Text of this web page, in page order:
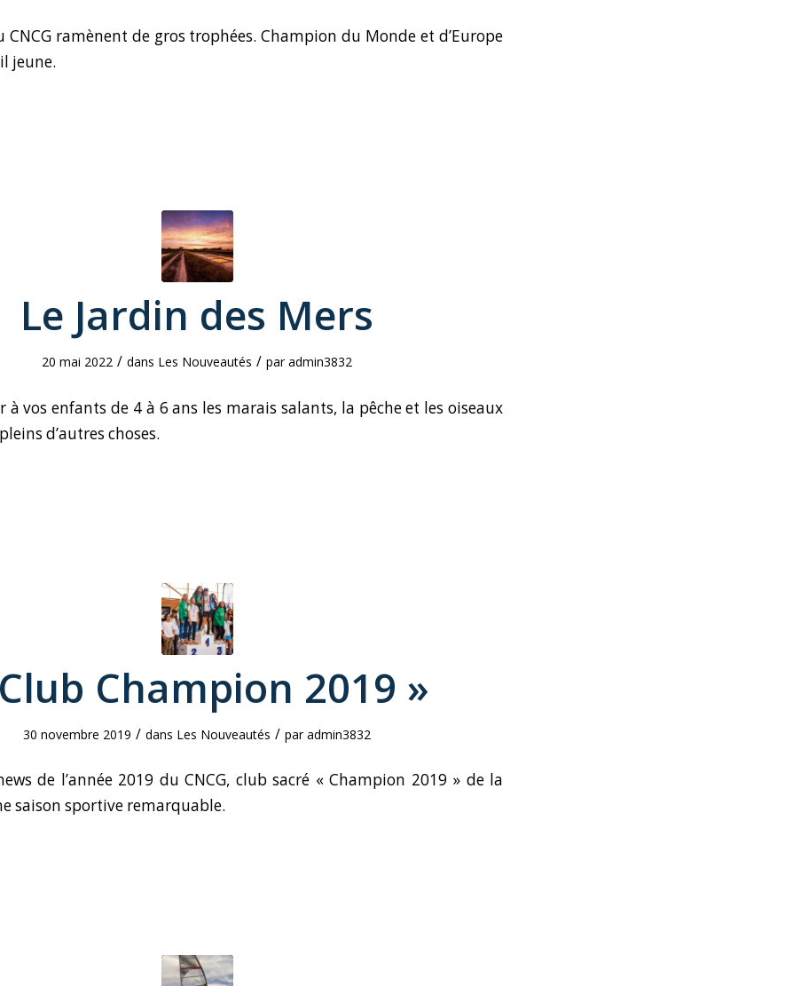
CNCG ramènent de gros trophées. Champion du Monde et d’Europe
jeune.
Le Jardin des Mers
20 mai 2022 / dans Les Nouveautés / paradmin3832
à vos enfants de 4 à 6 ans les marais salants, la pêche et les oiseaux
d’autres choses.
Champion 2019 »
30 novembre 2019 / dans Les Nouveautés / paradmin3832
de l’année 2019 du CNCG, club sacré « Champion 2019 » de la
saison sportive remarquable.